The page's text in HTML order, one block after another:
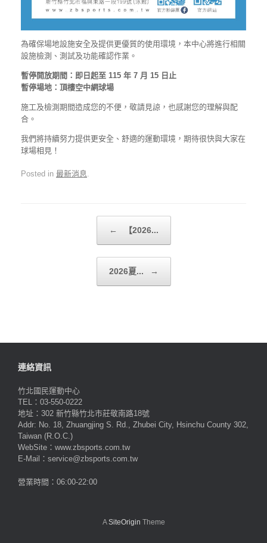
為確保場地設施安全及提供更優質的使用環境，本中心將進行相關
設施檢測、測試及功能確認作業。
暫停開放期間：即日起至 115 年 7 月 15 日止
暫停場地：頂樓空中網球場
施工及檢測期間造成您的不便，敬請見諒，也感謝您的理解與配
合。
我們將持續努力提供更安全、舒適的運動環境，期待很快與大家在
球場相見！
Posted in 最新消息.
← 【2026...
2026夏... →
連絡資訊
竹北國民運動中心
TEL：03-550-0222
地址：302 新竹縣竹北市莊敬南路18號
Addr: No. 18, Zhuangjing S. Rd., Zhubei City, Hsinchu County 302,
Taiwan (R.O.C.)
WebSite：www.zbsports.com.tw
E-Mail：service@zbsports.com.tw
營業時間：06:00-22:00
ASiteOrigin Theme